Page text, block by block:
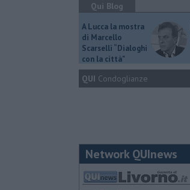
Qui Blog
A Lucca la mostra
di Marcello
Scarselli “Dialoghi
con la città"
QUI Condoglianze
Network QUInews